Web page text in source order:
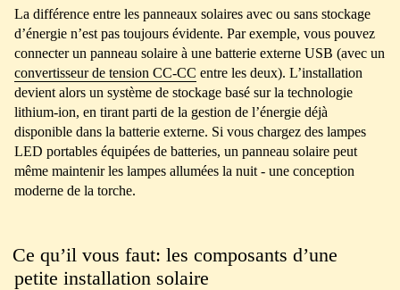
La différence entre les panneaux solaires avec ou sans stockage
d’énergie n’est pas toujours évidente. Par exemple, vous pouvez
connecter un panneau solaire à une batterie externe USB (avec un
convertisseur de tension CC-CC entre les deux). L’installation
devient alors un système de stockage basé sur la technologie
lithium-ion, en tirant parti de la gestion de l’énergie déjà
disponible dans la batterie externe. Si vous chargez des lampes
LED portables équipées de batteries, un panneau solaire peut
même maintenir les lampes allumées la nuit - une conception
moderne de la torche.
Ce qu’il vous faut: les composants d’une
petite installation solaire